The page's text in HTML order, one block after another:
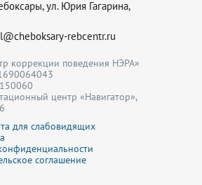
ул. Юрия Гагарина,
rebcentr.ru
коррекции поведения НЭРА»
центр «Навигатор»,
для слабовидящих
соглашение